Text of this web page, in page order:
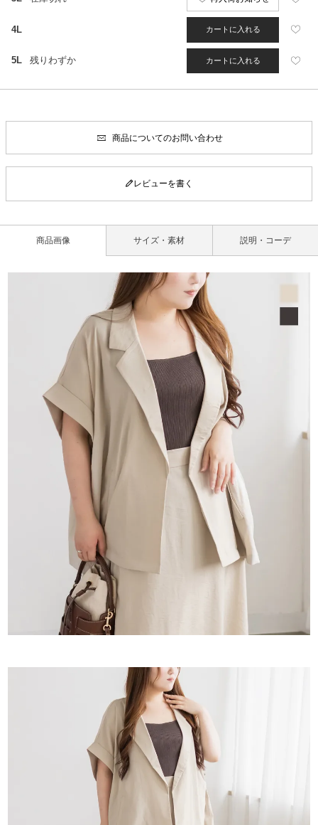
4L カートに入れる
5L 残りわずか カートに入れる
商品についてのお問い合わせ
レビューを書く
商品画像 サイズ・素材 説明・コーデ